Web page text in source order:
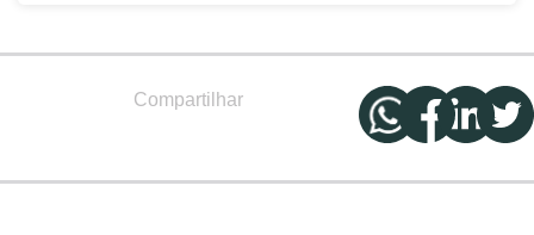
Compartilhar